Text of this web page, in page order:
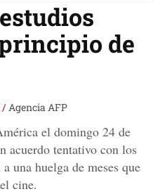
de
/Agencia AFP
el domingo 24 de
acuerdo tentativo con los
una huelga de meses que
cine.